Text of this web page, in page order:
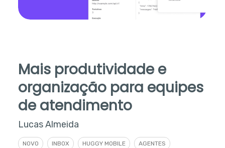
Mais produtividade e
organização para equipes
de atendimento
Lucas Almeida
NOVO INBOX HUGGY MOBILE AGENTES